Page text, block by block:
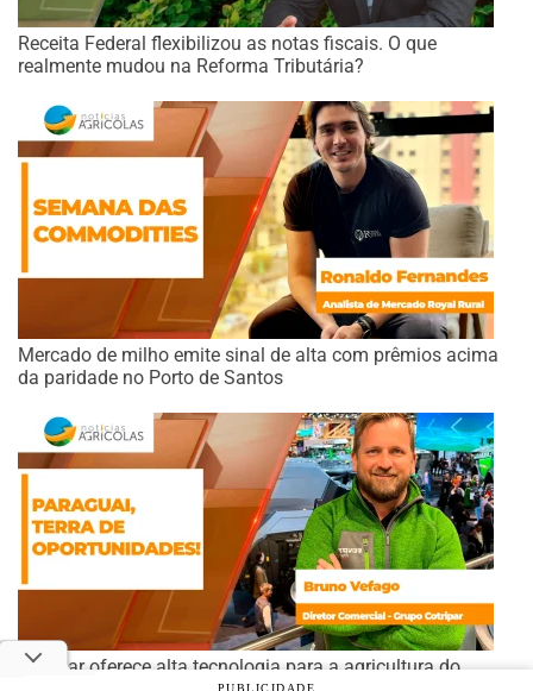
Receita Federal flexibilizou as notas fiscais. O que
realmente mudou na Reforma Tributária?
Mercado de milho emite sinal de alta com prêmios acima
da paridade no Porto de Santos
Cotripar oferece alta tecnologia para a agricultura do
PUBLICIDADE